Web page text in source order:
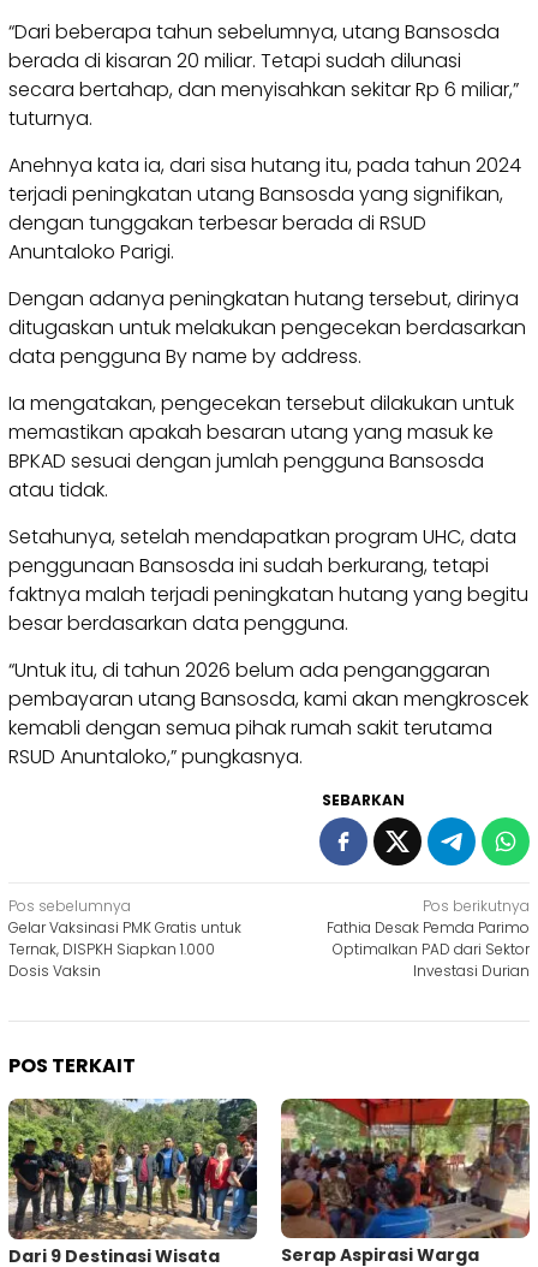
“Dari beberapa tahun sebelumnya, utang Bansosda
berada di kisaran 20 miliar. Tetapi sudah dilunasi
secara bertahap, dan menyisahkan sekitar Rp 6 miliar,”
tuturnya.
Anehnya kata ia, dari sisa hutang itu, pada tahun 2024
terjadi peningkatan utang Bansosda yang signifikan,
dengan tunggakan terbesar berada di RSUD
Anuntaloko Parigi.
Dengan adanya peningkatan hutang tersebut, dirinya
ditugaskan untuk melakukan pengecekan berdasarkan
data pengguna By name by address.
Ia mengatakan, pengecekan tersebut dilakukan untuk
memastikan apakah besaran utang yang masuk ke
BPKAD sesuai dengan jumlah pengguna Bansosda
atau tidak.
Setahunya, setelah mendapatkan program UHC, data
penggunaan Bansosda ini sudah berkurang, tetapi
faktnya malah terjadi peningkatan hutang yang begitu
besar berdasarkan data pengguna.
“Untuk itu, di tahun 2026 belum ada penganggaran
pembayaran utang Bansosda, kami akan mengkroscek
kemabli dengan semua pihak rumah sakit terutama
RSUD Anuntaloko,” pungkasnya.
SEBARKAN
Navigasi
pos
Pos sebelumnya
Gelar Vaksinasi PMK Gratis untuk
Ternak, DISPKH Siapkan 1.000
Dosis Vaksin
Pos berikutnya
Fathia Desak Pemda Parimo
Optimalkan PAD dari Sektor
Investasi Durian
POS TERKAIT
Dari 9 Destinasi Wisata
Serap Aspirasi Warga